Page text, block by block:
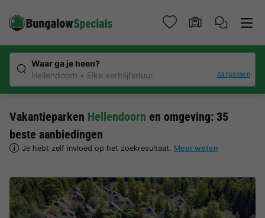
Waar ga je heen?
Hellendoorn
Elke verblijfsduur Aanpassen
Vakantieparken Hellendoorn en omgeving: 35
beste aanbiedingen
Je hebt zelf invloed op het zoekresultaat. Meer weten